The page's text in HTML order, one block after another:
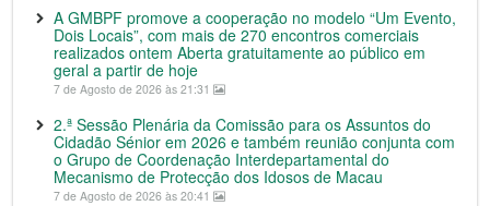
A GMBPF promove a cooperação no modelo “Um Evento,
Dois Locais”, com mais de 270 encontros comerciais
realizados ontem Aberta gratuitamente ao público em
geral a partir de hoje
7 de Agosto de 2026 às 21:31
2.ª Sessão Plenária da Comissão para os Assuntos do
Cidadão Sénior em 2026 e também reunião conjunta com
o Grupo de Coordenação Interdepartamental do
Mecanismo de Protecção dos Idosos de Macau
7 de Agosto de 2026 às 20:41